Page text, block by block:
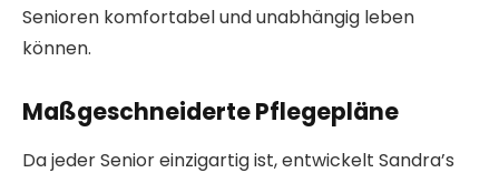
Senioren komfortabel und unabhängig leben
können.
Maßgeschneiderte Pflegepläne
Da jeder Senior einzigartig ist, entwickelt Sandra’s